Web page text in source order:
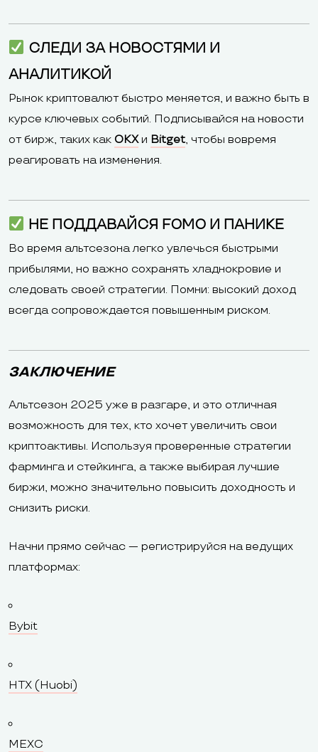
СЛЕДИ ЗА НОВОСТЯМИ И
АНАЛИТИКОЙ
Рынок криптовалют быстро меняется, и важно быть в
курсе ключевых событий. Подписывайся на новости
от бирж, таких как OKXи Bitget, чтобы вовремя
реагировать на изменения.
НЕ ПОДДАВАЙСЯ FOMO И ПАНИКЕ
Во время альтсезона легко увлечься быстрыми
прибылями, но важно сохранять хладнокровие и
следовать своей стратегии. Помни: высокий доход
всегда сопровождается повышенным риском.
ЗАКЛЮЧЕНИЕ
Альтсезон 2025 уже в разгаре, и это отличная
возможность для тех, кто хочет увеличить свои
криптоактивы. Используя проверенные стратегии
фарминга и стейкинга, а также выбирая лучшие
биржи, можно значительно повысить доходность и
снизить риски.
Начни прямо сейчас — регистрируйся на ведущих
платформах:
Bybit
HTX (Huobi)
MEXC